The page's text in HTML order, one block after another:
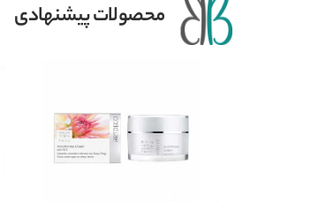
محصولات پیشنهادی